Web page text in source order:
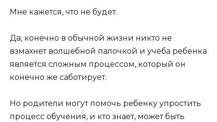
Мне кажется, что не будет.
Да, конечно в обычной жизни никто не
взмахнет волшебной палочкой и учеба ребенка
является сложным процессом, который он
конечно же саботирует.
Но родители могут помочь ребенку упростить
процесс обучения, и кто знает, может быть